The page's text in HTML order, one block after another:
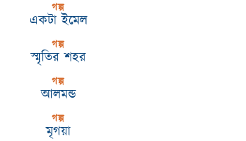
গল্প
একটা ইমেল
গল্প
স্মৃতির শহর
গল্প
আলমন্ড
গল্প
মৃগয়া